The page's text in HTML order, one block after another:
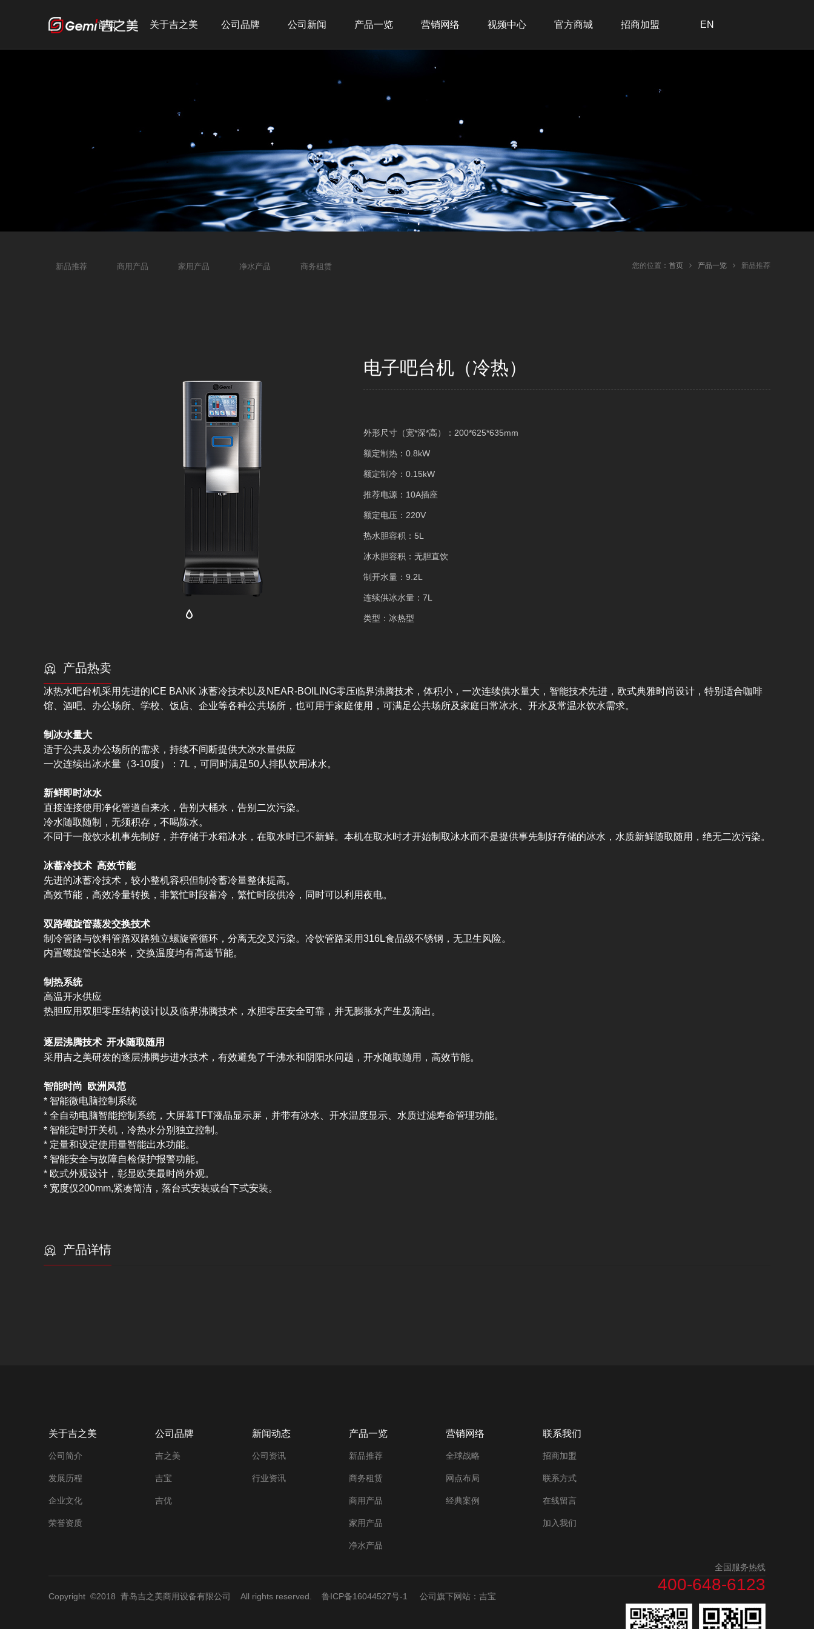
EN
招商加盟
官方商城
视频中心
营销网络
全球战略
产品一览
商用产品
公司新闻
公司品牌
关于吉之美
首页
您的位置： 首页 产品一览 新品推荐
新品推荐 商用产品 家用产品 净水产品 商务租赁
电子吧台机（冷热）
外形尺寸（宽*深*高）：200*625*635mm
额定制热：0.8kW
额定制冷：0.15kW
推荐电源：10A插座
额定电压：220V
热水胆容积：5L
冰水胆容积：无胆直饮
制开水量：9.2L
连续供冰水量：7L
类型：冰热型
产品热卖
冰热水吧台机采用先进的ICE BANK 冰蓄冷技术以及NEAR-BOILING零压临界沸腾技术，体积小，一次连续供水量大，智能技术先进，欧式典雅时尚设计，特别适合咖啡
馆、酒吧、办公场所、学校、饭店、企业等各种公共场所，也可用于家庭使用，可满足公共场所及家庭日常冰水、开水及常温水饮水需求。
制冰水量大
适于公共及办公场所的需求，持续不间断提供大冰水量供应
一次连续出冰水量（3-10度）：7L，可同时满足50人排队饮用冰水。
新鲜即时冰水
直接连接使用净化管道自来水，告别大桶水，告别二次污染。
冷水随取随制，无须积存，不喝陈水。
不同于一般饮水机事先制好，并存储于水箱冰水，在取水时已不新鲜。本机在取水时才开始制取冰水而不是提供事先制好存储的冰水，水质新鲜随取随用，绝无二次污染。
冰蓄冷技术 高效节能
先进的冰蓄冷技术，较小整机容积但制冷蓄冷量整体提高。
高效节能，高效冷量转换，非繁忙时段蓄冷，繁忙时段供冷，同时可以利用夜电。
双路螺旋管蒸发交换技术
制冷管路与饮料管路双路独立螺旋管循环，分离无交叉污染。冷饮管路采用316L食品级不锈钢，无卫生风险。
内置螺旋管长达8米，交换温度均有高速节能。
制热系统
高温开水供应
热胆应用双胆零压结构设计以及临界沸腾技术，水胆零压安全可靠，并无膨胀水产生及滴出。
逐层沸腾技术 开水随取随用
采用吉之美研发的逐层沸腾步进水技术，有效避免了千沸水和阴阳水问题，开水随取随用，高效节能。
智能时尚 欧洲风范
* 智能微电脑控制系统
* 全自动电脑智能控制系统，大屏幕TFT液晶显示屏，并带有冰水、开水温度显示、水质过滤寿命管理功能。
* 智能定时开关机，冷热水分别独立控制。
* 定量和设定使用量智能出水功能。
* 智能安全与故障自检保护报警功能。
* 欧式外观设计 ，彰显欧美最时尚外观。
* 宽度仅200mm,紧凑简洁，落台式安装或台下式安装。
产品详情
关于吉之美
公司简介
发展历程
企业文化
荣誉资质
公司品牌
吉之美
吉宝
吉优
新闻动态
公司资讯
行业资讯
产品一览
新品推荐
商务租赁
商用产品
家用产品
净水产品
营销网络
全球战略
网点布局
经典案例
联系我们
招商加盟
联系方式
在线留言
加入我们
全国服务热线
400-648-6123
Copyright ©2018 青岛吉之美商用设备有限公司 All rights reserved. 鲁ICP备16044527号-1 公司旗下网站：吉宝